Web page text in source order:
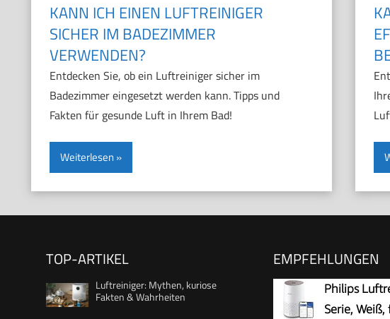
KANN ICH EINEN LUFTREINIGER
SICHER IM BADEZIMMER
VERWENDEN?
Entdecken Sie, ob ein Luftreiniger sicher im
Badezimmer eingesetzt werden kann. Tipps und
Fakten für gesunde Luft in Ihrem Bad!
Weiterlesen
TOP-ARTIKEL
Luftreiniger: Mythen, kuriose
Fakten & Wahrheiten
EMPFEHLUNGEN
Philips
Serie, Weiß,